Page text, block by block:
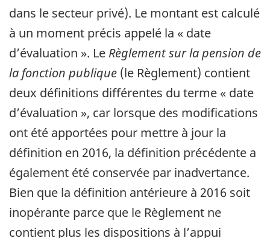
dans le secteur privé). Le montant est calculé
à un moment précis appelé la « date
d’évaluation ». Le Règlement sur la pension de
la fonction publique (le Règlement) contient
deux définitions différentes du terme « date
d’évaluation », car lorsque des modifications
ont été apportées pour mettre à jour la
définition en 2016, la définition précédente a
également été conservée par inadvertance.
Bien que la définition antérieure à 2016 soit
inopérante parce que le Règlement ne
contient plus les dispositions à l’appui